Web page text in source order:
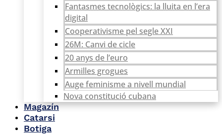
Fantasmes tecnològics: la lluita en l’era
digital
Cooperativisme pel segle XXI
26M: Canvi de cicle
20 anys de l’euro
Armilles grogues
Auge feminisme a nivell mundial
Nova constitució cubana
Magazín
Catarsi
Botiga